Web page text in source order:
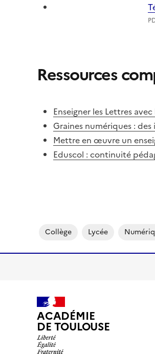
Ressources
Enseigner les Lettres
Graines numériques :
Mettre en œuvre un
Eduscol : continuité
Collège Lycée
ACADÉMIE
DE TOULOUSE